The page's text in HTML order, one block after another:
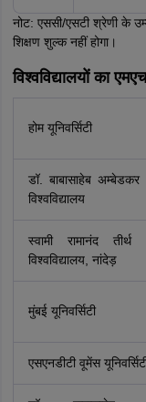
नोट: एससी/एसटी श्रेणी के
शिक्षण शुल्क नहीं होगा।
विश्वविद्यालयों का
होम यूनिवर्सिटी
डॉ. बाबासाहेब अम्बेडकर
विश्वविद्यालय
स्वामी रामानंद तीर्थ
विश्वविद्यालय, नांदेड़
मुंबई यूनिवर्सिटी
एसएनडीटी वूमेंस